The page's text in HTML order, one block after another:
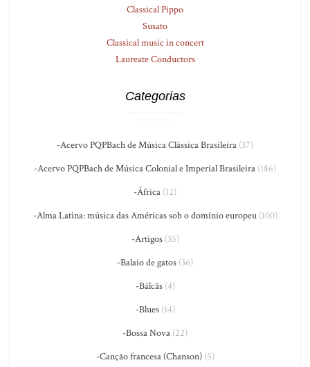
Classical Pippo
Susato
Classical music in concert
Laureate Conductors
Categorias
-Acervo PQPBach de Música Clássica Brasileira (37)
-Acervo PQPBach de Música Colonial e Imperial Brasileira (186)
-África (12)
-Alma Latina: música das Américas sob o domínio europeu(100)
-Artigos(35)
-Balaio de gatos (36)
-Bálcãs(4)
-Blues(14)
-Bossa Nova (22)
-Canção francesa (Chanson)(5)